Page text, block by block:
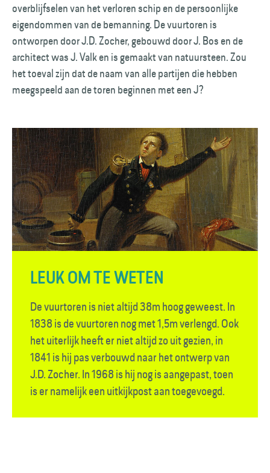
overblijfselen van het verloren schip en de persoonlijke
eigendommen van de bemanning. De vuurtoren is
ontworpen door J.D. Zocher, gebouwd door J. Bos en de
architect was J. Valk en is gemaakt van natuursteen. Zou
het toeval zijn dat de naam van alle partijen die hebben
meegspeeld aan de toren beginnen met een J?
LEUK OM TE WETEN
De vuurtoren is niet altijd 38m hoog geweest. In
1838 is de vuurtoren nog met 1,5m verlengd. Ook
het uiterlijk heeft er niet altijd zo uit gezien, in
1841 is hij pas verbouwd naar het ontwerp van
J.D. Zocher. In 1968 is hij nog is aangepast, toen
is er namelijk een uitkijkpost aan toegevoegd.